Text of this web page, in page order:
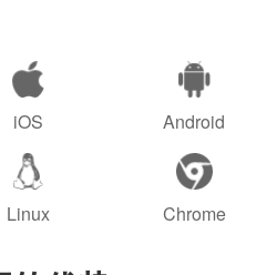
iOS Android
Linux Chrome